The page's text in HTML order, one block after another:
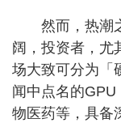
然而，热潮之
阔，投资者，尤
场大致可分为「
闻中点名的
物医药等，具备